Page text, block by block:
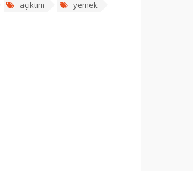
açıktım
yemek